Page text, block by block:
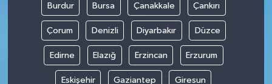
Burdur Bursa Çanakkale Çankırı
Çorum Denizli Diyarbakır Düzce
Edirne Elazığ Erzincan Erzurum
Eskişehir Gaziantep Giresun